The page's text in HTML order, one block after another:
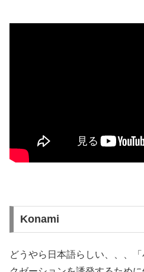
Konami
どうやら日本語らしい、、、